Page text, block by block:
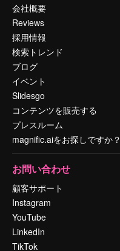
会社概要
Reviews
採用情報
検索トレンド
ブログ
イベント
Slidesgo
コンテンツを販売する
プレスルーム
magnific.aiをお探しですか？
お問い合わせ
顧客サポート
Instagram
YouTube
LinkedIn
TikTok